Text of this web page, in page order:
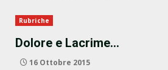
Rubriche
Dolore e Lacrime…
16 Ottobre 2015